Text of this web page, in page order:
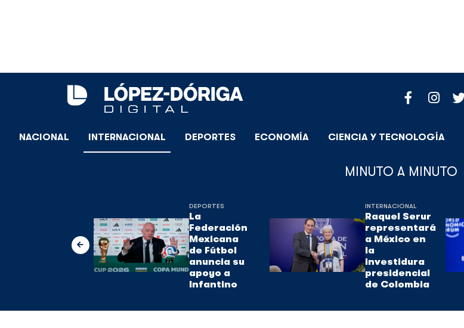
NACIONAL INTERNACIONAL DEPORTES ECONOMÍA CIENCIA Y TECNOLOGÍA
MINUTO A MINUTO
DEPORTES
La
Federación
Mexicana
de Fútbol
anuncia su
apoyo a
Infantino
INTERNACIONAL
Raquel Serur
representará
a México en
la
investidura
presidencial
de Colombia